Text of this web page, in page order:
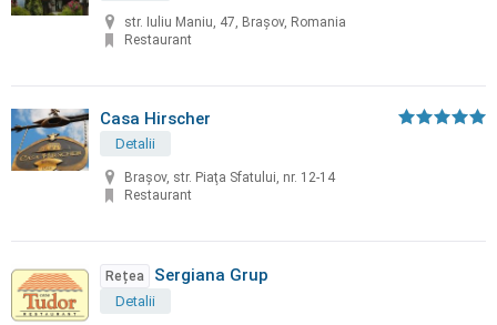
str. Iuliu Maniu, 47, Brașov, Romania
Restaurant
Casa Hirscher
Detalii
Braşov, str. Piaţa Sfatului, nr. 12-14
Restaurant
Rețea Sergiana Grup
Detalii